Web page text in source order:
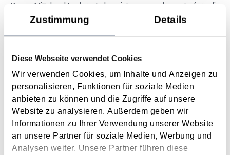
Zustimmung Details
Diese Webseite verwendet Cookies
Wir verwenden Cookies, um Inhalte und Anzeigen zu
personalisieren, Funktionen für soziale Medien
anbieten zu können und die Zugriffe auf unsere
Website zu analysieren. Außerdem geben wir
Informationen zu Ihrer Verwendung unserer Website
an unsere Partner für soziale Medien, Werbung und
Analysen weiter. Unsere Partner führen diese
Dem Mittelpunkt der Lebensinteressen kommt für die
Beurteilung der Ansässigkeit von natürlichen Personen und
Doppelbesteuerungsabkommen...
Langtext
empfehlen drucken
Unbeschränkte Steuerpflicht für
Hauptwohnsitzbefreiung
August 2019
Die Hauptwohnsitzbefreiung ermöglicht die Befreiung von der